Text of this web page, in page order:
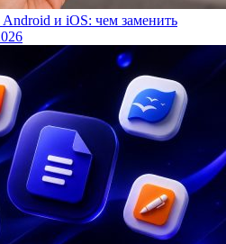
и iOS: чем заменить